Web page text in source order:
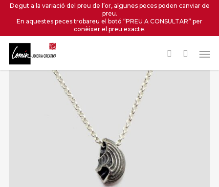
Skip
content
Degut a la variació del preu de l’or, algunes peces poden canviar de
preu.
En aquestes peces trobareu el botó “PREU A CONSULTAR” per
conèixer el preu exacte.